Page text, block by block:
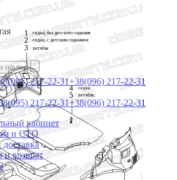
217-22-31+38(096) 217-22-31
217-22-31+38(096) 217-22-31
кабинет
и СТО
и возврат
седан, с детским сидением
седан, без детского сидения
хетчбэк
1
2
3
4
5
хетчбэк
седан